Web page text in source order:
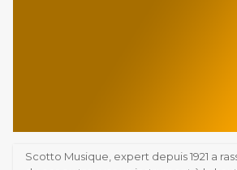
Scotto Musique, expert depuis 1921 a